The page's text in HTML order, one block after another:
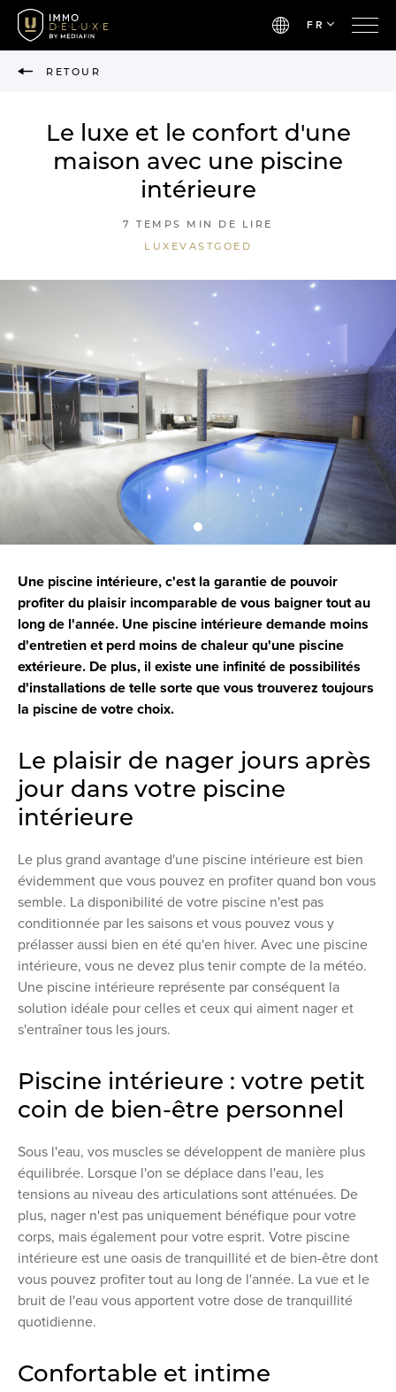
FR
RETOUR
Le luxe et le confort d'une
maison avec une piscine
intérieure
7 TEMPS MIN DE LIRE
LUXEVASTGOED
Une piscine intérieure, c'est la garantie de pouvoir
profiter du plaisir incomparable de vous baigner tout au
long de l'année. Une piscine intérieure demande moins
d'entretien et perd moins de chaleur qu'une piscine
extérieure. De plus, il existe une infinité de possibilités
d'installations de telle sorte que vous trouverez toujours
la piscine de votre choix.
Le plaisir de nager jours après
jour dans votre piscine
intérieure
Le plus grand avantage d'une piscine intérieure est bien
évidemment que vous pouvez en profiter quand bon vous
semble. La disponibilité de votre piscine n'est pas
conditionnée par les saisons et vous pouvez vous y
prélasser aussi bien en été qu'en hiver. Avec une piscine
intérieure, vous ne devez plus tenir compte de la météo.
Une piscine intérieure représente par conséquent la
solution idéale pour celles et ceux qui aiment nager et
s'entraîner tous les jours.
Piscine intérieure : votre petit
coin de bien-être personnel
Sous l'eau, vos muscles se développent de manière plus
équilibrée. Lorsque l'on se déplace dans l'eau, les
tensions au niveau des articulations sont atténuées. De
plus, nager n'est pas uniquement bénéfique pour votre
corps, mais également pour votre esprit. Votre piscine
intérieure est une oasis de tranquillité et de bien-être dont
vous pouvez profiter tout au long de l'année. La vue et le
bruit de l'eau vous apportent votre dose de tranquillité
quotidienne.
Confortable et intime